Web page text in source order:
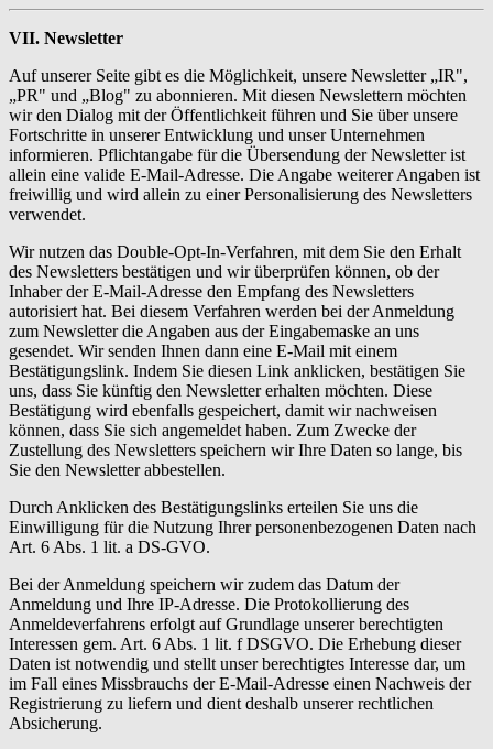
VII. Newsletter
Auf unserer Seite gibt es die Möglichkeit, unsere Newsletter „IR",
„PR" und „Blog" zu abonnieren. Mit diesen Newslettern möchten
wir den Dialog mit der Öffentlichkeit führen und Sie über unsere
Fortschritte in unserer Entwicklung und unser Unternehmen
informieren. Pflichtangabe für die Übersendung der Newsletter ist
allein eine valide E-Mail-Adresse. Die Angabe weiterer Angaben ist
freiwillig und wird allein zu einer Personalisierung des Newsletters
verwendet.
Wir nutzen das Double-Opt-In-Verfahren, mit dem Sie den Erhalt
des Newsletters bestätigen und wir überprüfen können, ob der
Inhaber der E-Mail-Adresse den Empfang des Newsletters
autorisiert hat. Bei diesem Verfahren werden bei der Anmeldung
zum Newsletter die Angaben aus der Eingabemaske an uns
gesendet. Wir senden Ihnen dann eine E-Mail mit einem
Bestätigungslink. Indem Sie diesen Link anklicken, bestätigen Sie
uns, dass Sie künftig den Newsletter erhalten möchten. Diese
Bestätigung wird ebenfalls gespeichert, damit wir nachweisen
können, dass Sie sich angemeldet haben. Zum Zwecke der
Zustellung des Newsletters speichern wir Ihre Daten so lange, bis
Sie den Newsletter abbestellen.
Durch Anklicken des Bestätigungslinks erteilen Sie uns die
Einwilligung für die Nutzung Ihrer personenbezogenen Daten nach
Art. 6 Abs. 1 lit. a DS-GVO.
Bei der Anmeldung speichern wir zudem das Datum der
Anmeldung und Ihre IP-Adresse. Die Protokollierung des
Anmeldeverfahrens erfolgt auf Grundlage unserer berechtigten
Interessen gem. Art. 6 Abs. 1 lit. f DSGVO. Die Erhebung dieser
Daten ist notwendig und stellt unser berechtigtes Interesse dar, um
im Fall eines Missbrauchs der E-Mail-Adresse einen Nachweis der
Registrierung zu liefern und dient deshalb unserer rechtlichen
Absicherung.